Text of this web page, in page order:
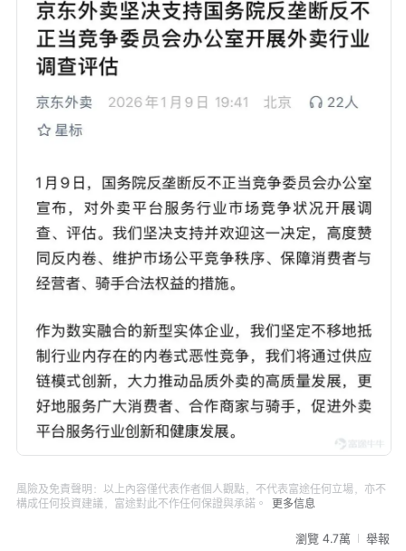
風險及免責聲明：以上內容僅代表作者個人觀點，不代表富途任何立場，亦不
構成任何投資建議，富途對此不作任何保證與承諾。
更多信息
瀏覽 4.7萬 舉報